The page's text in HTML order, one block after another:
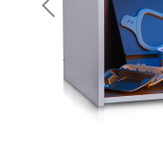
Anterior